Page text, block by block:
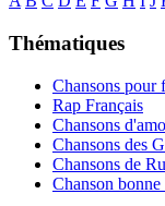
Thématiques
Chansons pour
Rap Français
Chansons
Chansons des
Chansons de
Chanson